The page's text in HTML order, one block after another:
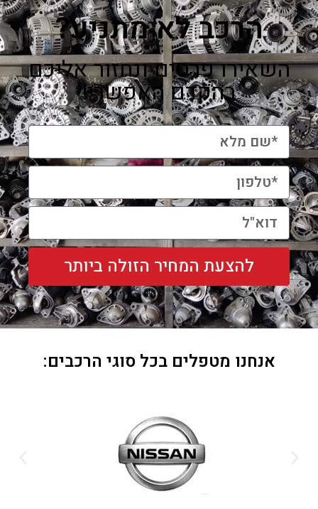
הרכב לא מתניע?
השאירו פרטים ונחזור אליכם
בהקדם האפשרי!
להצעת המחיר הזולה ביותר
אנחנו מטפלים בכל סוגי הרכבים: